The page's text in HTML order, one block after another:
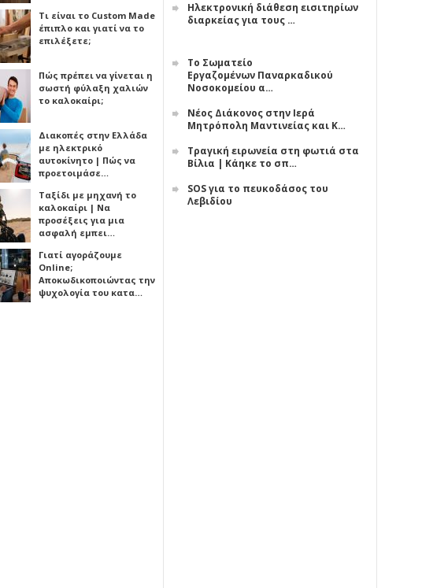
Τι είναι το Custom Made
έπιπλο και γιατί να το
επιλέξετε;
Πώς πρέπει να γίνεται η
σωστή φύλαξη χαλιών
το καλοκαίρι;
Διακοπές στην Ελλάδα
με ηλεκτρικό
αυτοκίνητο | Πώς να
προετοιμάσε…
Ταξίδι με μηχανή το
καλοκαίρι | Να
προσέξεις για μια
ασφαλή εμπει…
Γιατί αγοράζουμε
Online;
Αποκωδικοποιώντας την
ψυχολογία του κατα…
Ηλεκτρονική διάθεση εισιτηρίων
διαρκείας για τους …
Το Σωματείο
Εργαζομένων Παναρκαδικού
Νοσοκομείου α…
Νέος Διάκονος στην Ιερά
Μητρόπολη Μαντινείας και Κ…
Τραγική ειρωνεία στη φωτιά στα
Βίλια | Κάηκε το σπ…
SOS για το πευκοδάσος του
Λεβιδίου